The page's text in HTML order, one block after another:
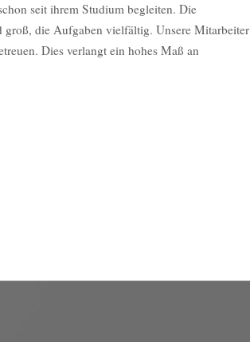
seit ihrem Studium begleiten. Die
groß, die Aufgaben vielfältig. Unsere Mitarbeiter
Dies verlangt ein hohes Maß an